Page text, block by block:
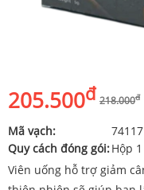
205.500đ 218.000đ
Mã vạch:
Quy cách đóng gói:Hộp
Viên uống hỗ trợ giảm